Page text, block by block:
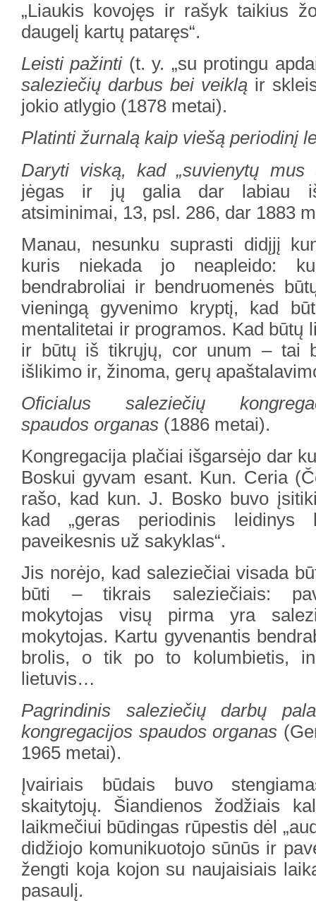
„Liaukis kovojęs ir rašyk taikius
daugelį kartų pataręs“.
Leisti pažinti(t. y. „su protingu
saleziečių darbus bei veiklą ir
jokio atlygio (1878 metai).
Platinti žurnalą kaip viešą periodinį
Daryti viską, kad „suvienytų mus
jėgas ir jų galia dar labiau
atsiminimai, 13, psl. 286, dar 1883
Manau, nesunku suprasti didįjį
kuris niekada jo neapleido:
bendrabroliai ir bendruomenės
vieningą gyvenimo kryptį, kad
mentalitetai ir programos. Kad būtų
ir būtų iš tikrųjų, cor unum – tai
išlikimo ir, žinoma, gerų
Oficialus saleziečių
spaudos organas (1886 metai).
Kongregacija plačiai išgarsėjo dar
Boskui gyvam esant. Kun. Ceria
rašo, kad kun. J. Bosko buvo
kad „geras periodinis leidinys
paveikesnis už sakyklas“.
Jis norėjo, kad saleziečiai visada
būti – tikrais saleziečiais:
mokytojas visų pirma yra
mokytojas. Kartu gyvenantis
brolis, o tik po to kolumbietis,
lietuvis…
Pagrindinis saleziečių darbų
kongregacijos spaudos organas
1965 metai).
Įvairiais būdais buvo
skaitytojų. Šiandienos žodžiais
laikmečiui būdingas rūpestis dėl
didžiojo komunikuotojo sūnūs ir
žengti koja kojon su naujaisiais
pasaulį.